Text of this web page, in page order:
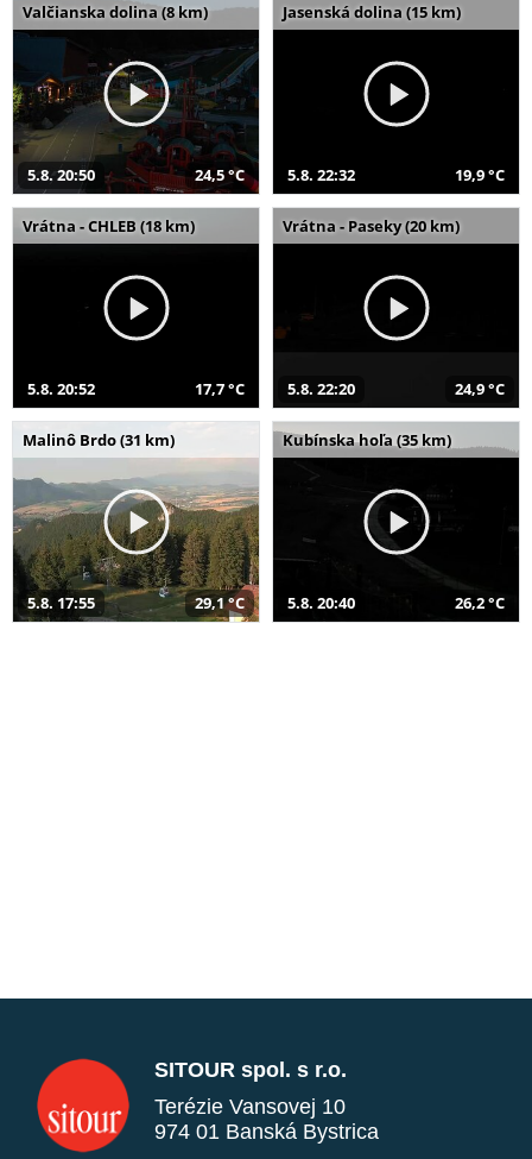
Valčianska dolina (8 km)
5.8. 20:50 24,5 °C
Jasenská dolina (15 km)
5.8. 22:32 19,9 °C
Vrátna - CHLEB (18 km)
5.8. 20:52 17,7 °C
Vrátna - Paseky (20 km)
5.8. 22:20 24,9 °C
Malinô Brdo (31 km)
5.8. 17:55 29,1 °C
Kubínska hoľa (35 km)
5.8. 20:40 26,2 °C
SITOUR spol. s r.o.
Terézie Vansovej 10
974 01 Banská Bystrica